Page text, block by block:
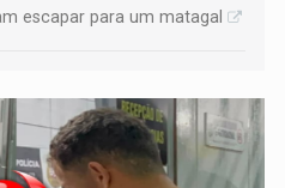
escapar para um matagal